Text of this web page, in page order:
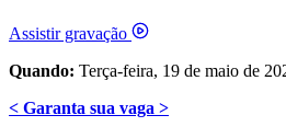
Assistir gravação
Quando: Terça-feira, 19 de maio de
< Garanta sua vaga >